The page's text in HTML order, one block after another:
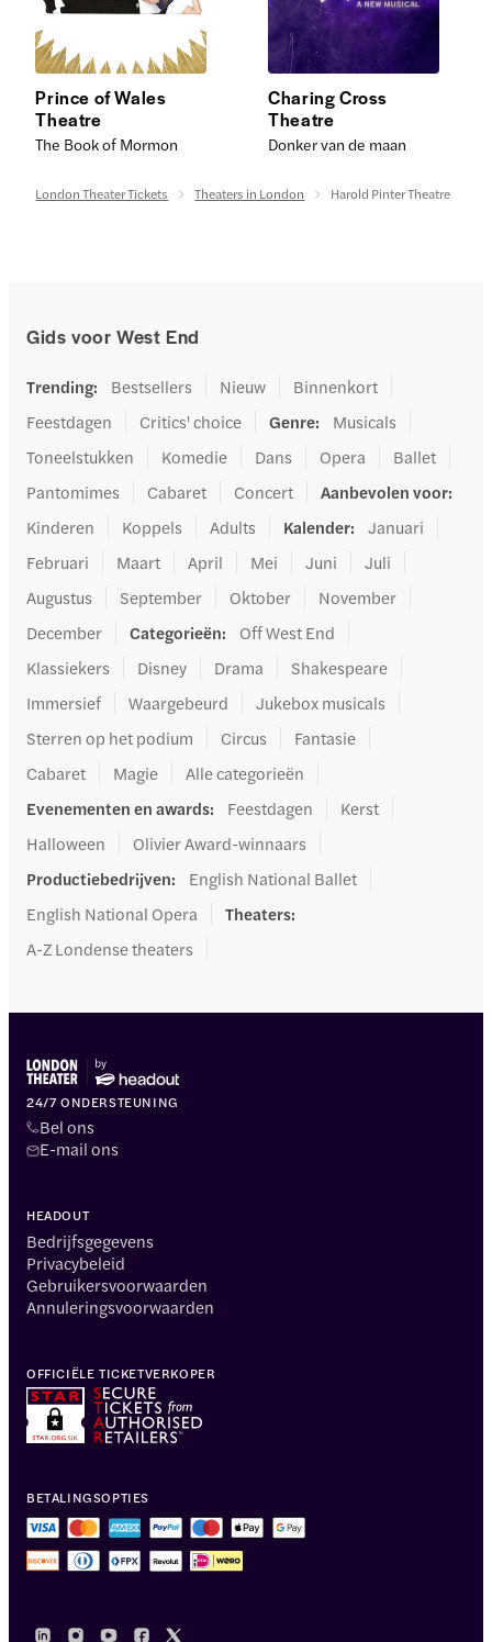
Prince of Wales
Theatre
The Book of Mormon
Charing Cross
Theatre
Donker van de maan
London Theater Tickets Theaters in London Harold Pinter Theatre
Gids voor West End
Trending: Bestsellers Nieuw
Binnenkort
Feestdagen
Critics' choice Genre:
Musicals
Toneelstukken
Komedie Dans Opera
Ballet
Pantomimes
Cabaret Concert Aanbevolen voor:
Kinderen
Koppels Adults Kalender:
Januari
Februari
Maart April Mei Juni
Juli
Augustus
September Oktober
November
December
Categorieën:
Off West End
Klassiekers
Disney Drama
Shakespeare
Immersief
Waargebeurd
Jukebox musicals
Sterren op het podium
Circus
Fantasie
Cabaret
Magie
Alle categorieën
Evenementen en awards: Feestdagen
Kerst
Halloween
Olivier Award-winnaars
Productiebedrijven:
English National Ballet
English National Opera
Theaters:
A-Z Londense theaters
24/7 ONDERSTEUNING
Bel ons
E-mail ons
HEADOUT
Bedrijfsgegevens
Privacybeleid
Gebruikersvoorwaarden
Annuleringsvoorwaarden
BETALINGSOPTIES
OFFICIËLE TICKETVERKOPER